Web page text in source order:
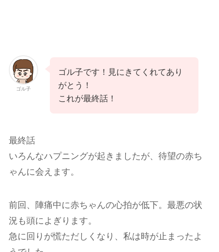
ゴル子
ゴル子です！見にきてくれてあり
がとう！
これが最終話！
最終話
いろんなハプニングが起きましたが、待望の赤ち
ゃんに会えます。
前回、陣痛中に赤ちゃんの心拍が低下。最悪の状
況も頭によぎります。
急に回りが慌ただしくなり、私は時が止まったよ